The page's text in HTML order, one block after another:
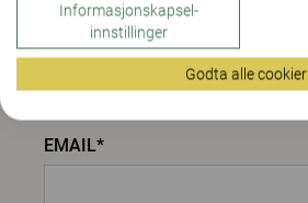
NAVN*
EMAIL*
Informasjonskapsel-
innstillinger
Godta alle cookier